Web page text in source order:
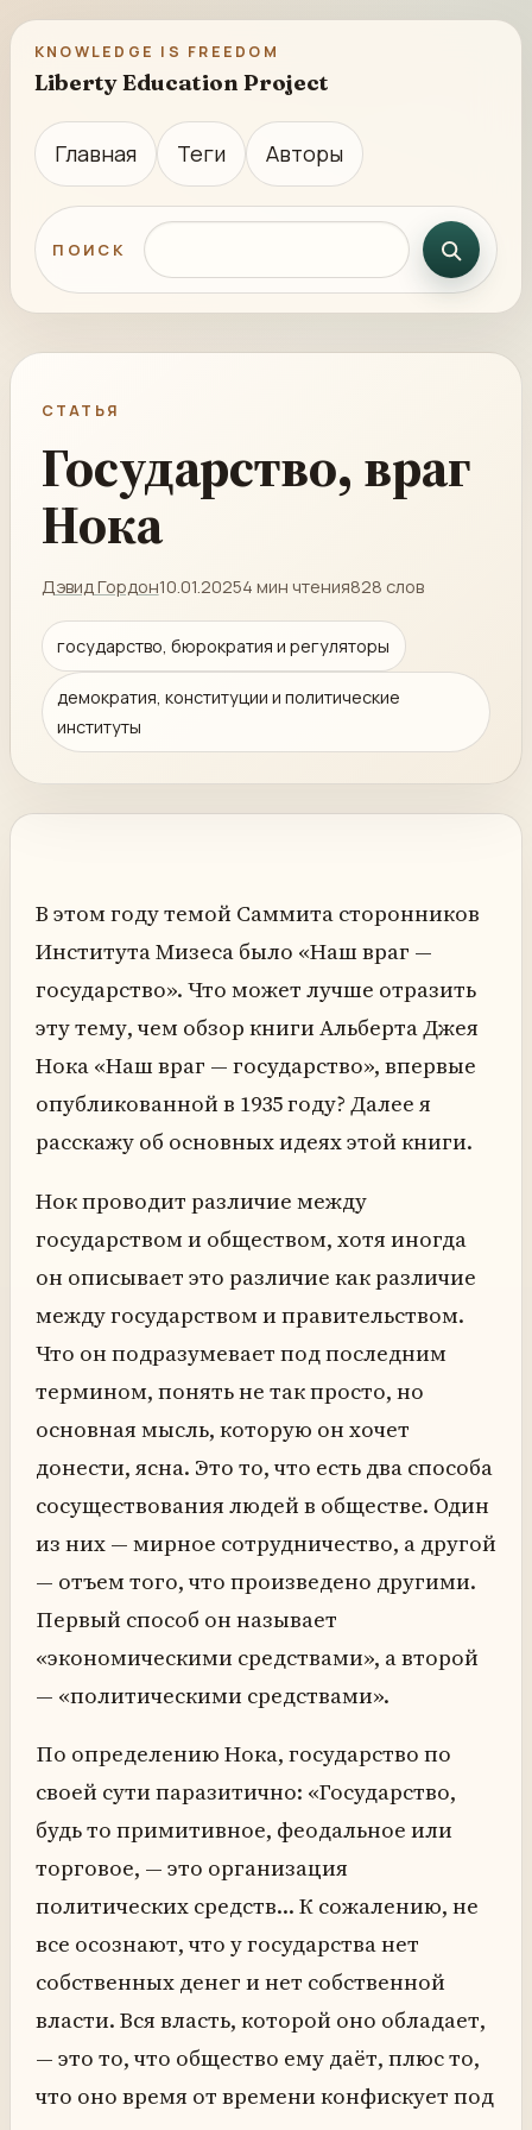
KNOWLEDGE IS FREEDOM
Liberty Education Project
Главная Теги Авторы
ПОИСК Поиск по сайту
СТАТЬЯ
Государство, враг
Нока
Дэвид Гордон10.01.20254 мин чтения828 слов
государство, бюрократия и регуляторы
демократия, конституции и политические
институты
В этом году темой Саммита сторонников
Института Мизеса было «Наш враг —
государство». Что может лучше отразить
эту тему, чем обзор книги Альберта Джея
Нока «Наш враг — государство», впервые
опубликованной в 1935 году? Далее я
расскажу об основных идеях этой книги.
Нок проводит различие между
государством и обществом, хотя иногда
он описывает это различие как различие
между государством и правительством.
Что он подразумевает под последним
термином, понять не так просто, но
основная мысль, которую он хочет
донести, ясна. Это то, что есть два способа
сосуществования людей в обществе. Один
из них — мирное сотрудничество, а другой
— отъем того, что произведено другими.
Первый способ он называет
«экономическими средствами», а второй
— «политическими средствами».
По определению Нока, государство по
своей сути паразитично: «Государство,
будь то примитивное, феодальное или
торговое, — это организация
политических средств… К сожалению, не
все осознают, что у государства нет
собственных денег и нет собственной
власти. Вся власть, которой оно обладает,
— это то, что общество ему даёт, плюс то,
что оно время от времени конфискует под